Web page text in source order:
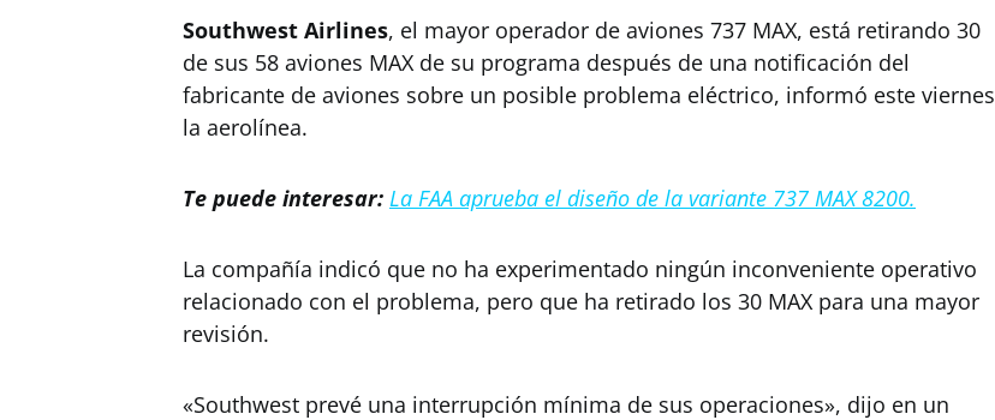
Southwest Airlines, el mayor operador de aviones 737 MAX, está retirando 30
de sus 58 aviones MAX de su programa después de una notificación del
fabricante de aviones sobre un posible problema eléctrico, informó este viernes
la aerolínea.
Te puede interesar: La FAA aprueba el diseño de la variante 737 MAX 8200.
La compañía indicó que no ha experimentado ningún inconveniente operativo
relacionado con el problema, pero que ha retirado los 30 MAX para una mayor
revisión.
«Southwest prevé una interrupción mínima de sus operaciones», dijo en un